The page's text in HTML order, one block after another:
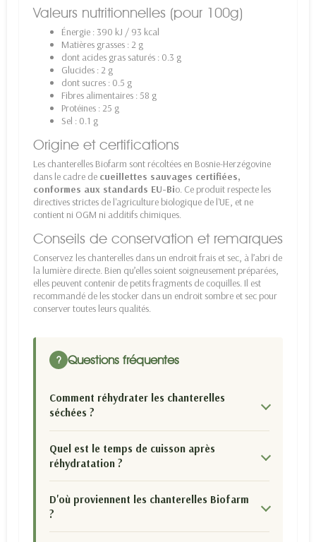
Valeurs nutritionnelles (pour 100g)
Énergie : 390 kJ / 93 kcal
Matières grasses : 2 g
dont acides gras saturés : 0.3 g
Glucides : 2 g
dont sucres : 0.5 g
Fibres alimentaires : 58 g
Protéines : 25 g
Sel : 0.1 g
Origine et certifications
Les chanterelles Biofarm sont récoltées en Bosnie-Herzégovine
dans le cadre de cueillettes sauvages certifiées,
conformes aux standards EU-Bio. Ce produit respecte les
directives strictes de l'agriculture biologique de l'UE, et ne
contient ni OGM ni additifs chimiques.
Conseils de conservation et remarques
Conservez les chanterelles dans un endroit frais et sec, à l’abri de
la lumière directe. Bien qu’elles soient soigneusement préparées,
elles peuvent contenir de petits fragments de coquilles. Il est
recommandé de les stocker dans un endroit sombre et sec pour
conserver toutes leurs qualités.
? Questions fréquentes
Comment réhydrater les chanterelles
séchées ?
Quel est le temps de cuisson après
réhydratation ?
D'où proviennent les chanterelles Biofarm
?